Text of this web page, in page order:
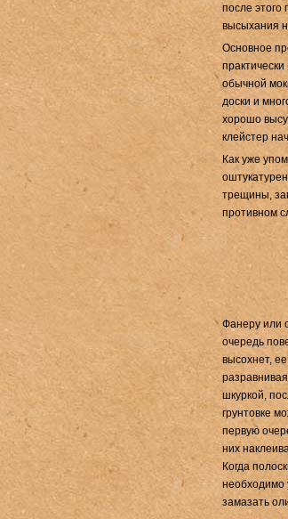
после этого
высыхания
Основное
обычной
доски и
хорошо
клейстер
Как уже
трещины,
противном
Фанеру или
очередь
вы­сохнет,
шкуркой,
грунтовке
первую
них
Когда
необходимо
замазать